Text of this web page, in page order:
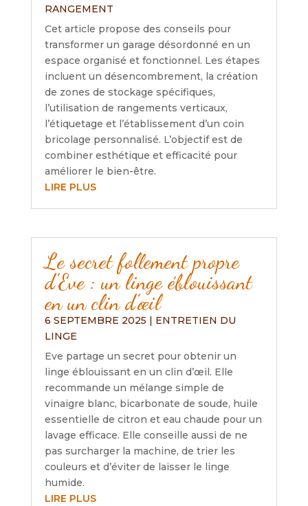
RANGEMENT
Cet article propose des conseils pour
transformer un garage désordonné en un
espace organisé et fonctionnel. Les étapes
incluent un désencombrement, la création
de zones de stockage spécifiques,
l’utilisation de rangements verticaux,
l’étiquetage et l’établissement d’un coin
bricolage personnalisé. L’objectif est de
combiner esthétique et efficacité pour
améliorer le bien-être.
LIRE PLUS
Le secret follement propre
d’Eve : un linge éblouissant
en un clin d’œil
6 SEPTEMBRE 2025 | ENTRETIEN DU
LINGE
Eve partage un secret pour obtenir un
linge éblouissant en un clin d’œil. Elle
recommande un mélange simple de
vinaigre blanc, bicarbonate de soude, huile
essentielle de citron et eau chaude pour un
lavage efficace. Elle conseille aussi de ne
pas surcharger la machine, de trier les
couleurs et d’éviter de laisser le linge
humide.
LIRE PLUS